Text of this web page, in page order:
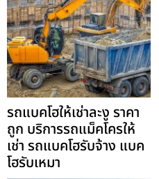
รถแบคโฮให้เช่าละงู ราคา
ถูก บริการรถแม็คโครให้
เช่า รถแบคโฮรับจ้าง แบค
โฮรับเหมา